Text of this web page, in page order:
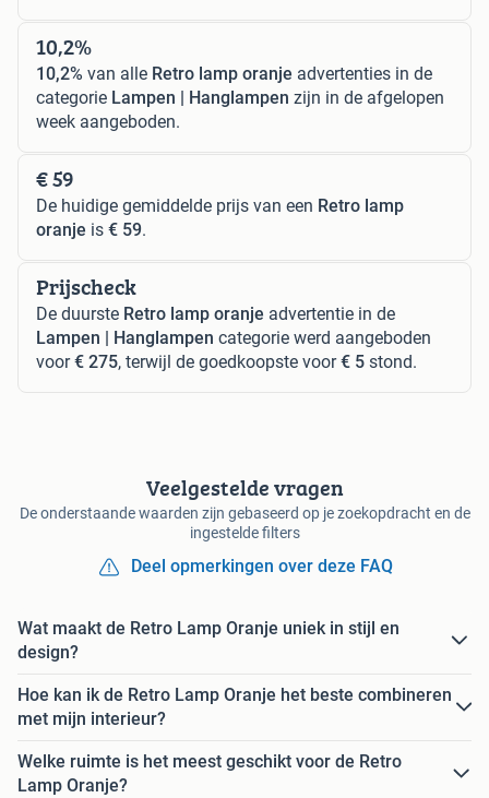
10,2%
10,2% van alle Retro lamp oranje advertenties in de
categorie Lampen | Hanglampen zijn in de afgelopen
week aangeboden.
€ 59
De huidige gemiddelde prijs van een Retro lamp
oranje is € 59.
Prijscheck
De duurste Retro lamp oranje advertentie in de
Lampen | Hanglampen categorie werd aangeboden
voor€ 275, terwijl de goedkoopste voor€ 5 stond.
Veelgestelde vragen
De onderstaande waarden zijn gebaseerd op je zoekopdracht en de
ingestelde filters
Deel opmerkingen over deze FAQ
Wat maakt de Retro Lamp Oranje uniek in stijl en
design?
Hoe kan ik de Retro Lamp Oranje het beste combineren
met mijn interieur?
Welke ruimte is het meest geschikt voor de Retro
Lamp Oranje?